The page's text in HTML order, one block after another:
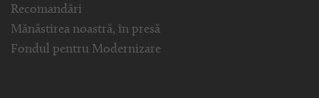
Recomandări
Mănăstirea noastră, în presă
Fondul pentru Modernizare